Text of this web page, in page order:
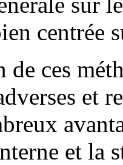
centrée
de ces
et
et la